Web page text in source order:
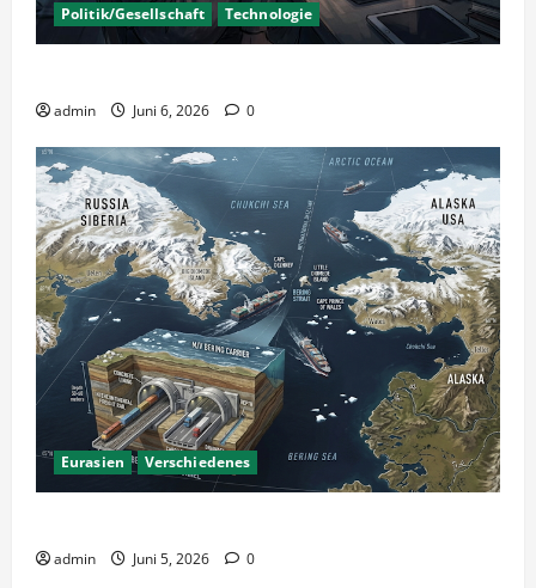
Politik/Gesellschaft Technologie
admin Juni 6, 2026 0
Eurasien Verschiedenes
admin Juni 5, 2026 0